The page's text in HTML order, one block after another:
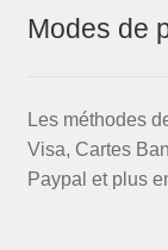
Modes de
Les méthodes
Visa, Cartes
Paypal et plus